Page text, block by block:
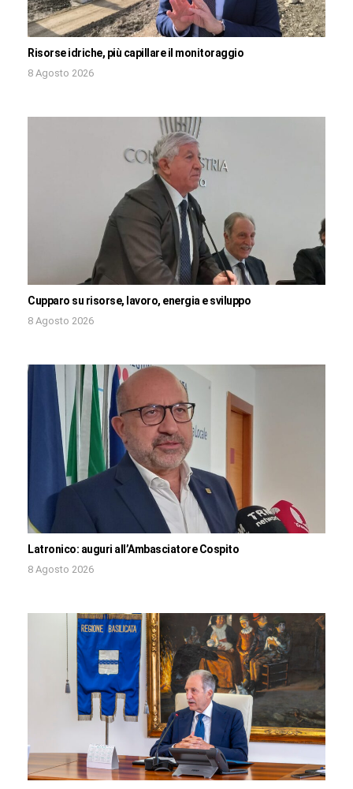
Risorse idriche, più capillare il monitoraggio
8 Agosto 2026
Cupparo su risorse, lavoro, energia e sviluppo
8 Agosto 2026
Latronico: auguri all’Ambasciatore Cospito
8 Agosto 2026